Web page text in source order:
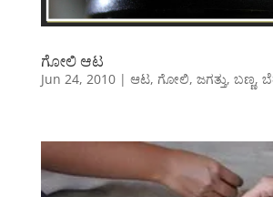
ಗೋಲಿ ಆಟ
Jun 24, 2010| ಆಟ, ಗೋಲಿ, ಜಗತ್ತು, ಬಣ್ಣ,